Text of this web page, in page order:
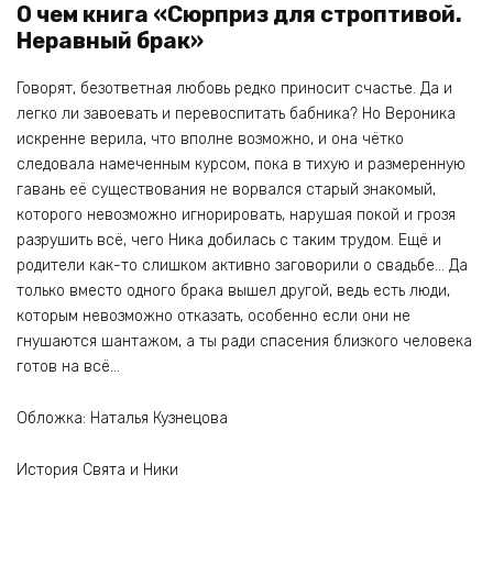
О чем книга «Сюрприз для строптивой.
Неравный брак»
Говорят, безответная любовь редко приносит счастье. Да и
легко ли завоевать и перевоспитать бабника? Но Вероника
искренне верила, что вполне возможно, и она чётко
следовала намеченным курсом, пока в тихую и размеренную
гавань её существования не ворвался старый знакомый,
которого невозможно игнорировать, нарушая покой и грозя
разрушить всё, чего Ника добилась с таким трудом. Ещё и
родители как-то слишком активно заговорили о свадьбе… Да
только вместо одного брака вышел другой, ведь есть люди,
которым невозможно отказать, особенно если они не
гнушаются шантажом, а ты ради спасения близкого человека
готов на всё…
Обложка: Наталья Кузнецова
История Свята и Ники